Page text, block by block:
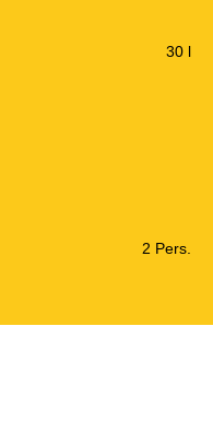
30 l
2 Pers.